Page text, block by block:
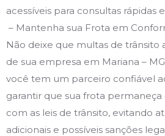
acessíveis para consultas rápidas
– Mantenha sua Frota em
Não deixe que multas de trânsito
de sua empresa em Mariana –
você tem um parceiro confiável
garantir que sua frota
com as leis de trânsito, evitando
adicionais e possíveis sanções